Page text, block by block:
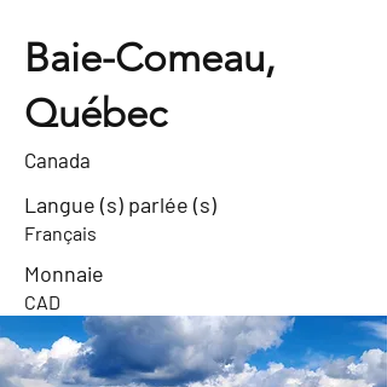
Baie-Comeau,
Québec
Canada
Langue (s) parlée (s)
Français
Monnaie
CAD